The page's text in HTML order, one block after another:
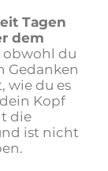
Tagen
dem
obwohl du
Gedanken
wie du es
Kopf
die
ist nicht